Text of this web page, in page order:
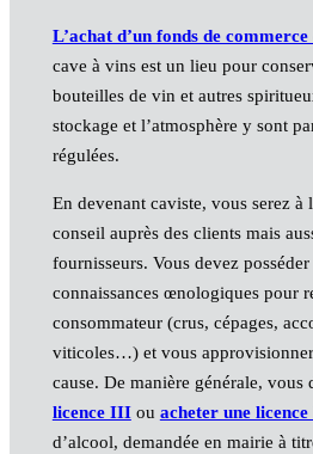
L’achat d’un fonds de
cave à vins est un lieu pour
bouteilles de vin et autres
stockage et l’atmosphère y sont
régulées.
En devenant caviste, vous serez à
conseil auprès des clients mais
fournisseurs. Vous devez
connaissances œnologiques pour
consommateur (crus, cépages,
viticoles…) et vous approvisionner
cause. De manière générale, vous
licence IIIou acheter une
d’alcool, demandée en mairie à